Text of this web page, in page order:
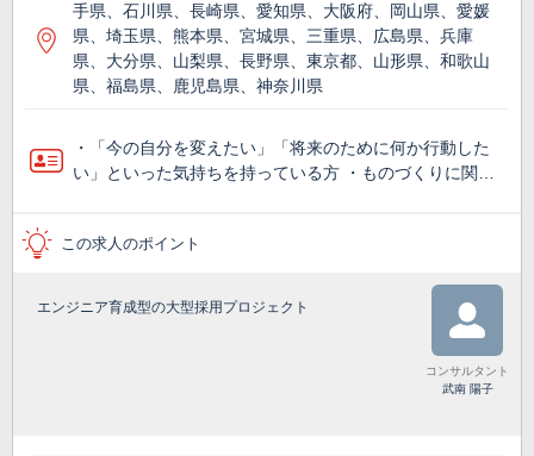
手県、石川県、長崎県、愛知県、大阪府、岡山県、愛媛
県、埼玉県、熊本県、宮城県、三重県、広島県、兵庫
県、大分県、山梨県、長野県、東京都、山形県、和歌山
県、福島県、鹿児島県、神奈川県
・「今の自分を変えたい」「将来のために何か行動した
い」といった気持ちを持っている方 ・ものづくりに関…
この求人のポイント
エンジニア育成型の大型採用プロジェクト
コンサルタント
武南 陽子